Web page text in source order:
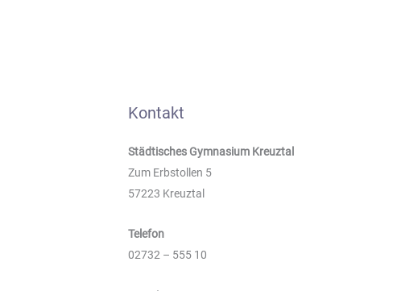
Kontakt
Städtisches Gymnasium Kreuztal
Zum Erbstollen 5
57223 Kreuztal
Telefon
02732 – 555 10